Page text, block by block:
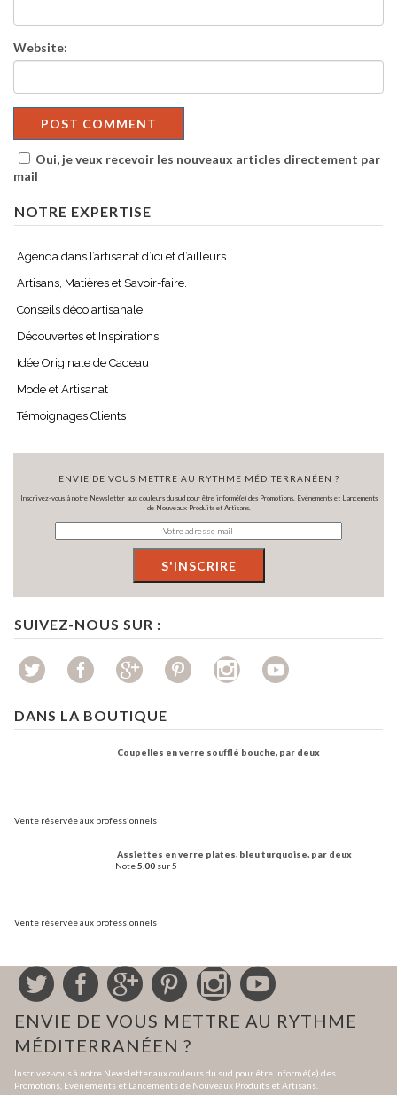
Website:
Oui, je veux recevoir les nouveaux articles directement par
mail
NOTRE EXPERTISE
Agenda dans l’artisanat d’ici et d’ailleurs
Artisans, Matières et Savoir-faire.
Conseils déco artisanale
Découvertes et Inspirations
Idée Originale de Cadeau
Mode et Artisanat
Témoignages Clients
ENVIE DE VOUS METTRE AU RYTHME MÉDITERRANÉEN ?
Inscrivez-vous à notre Newsletter aux couleurs du sud pour être informé(e) des Promotions, Evénements et Lancements
de Nouveaux Produits et Artisans.
SUIVEZ-NOUS SUR :
DANS LA BOUTIQUE
Coupelles en verre soufflé bouche, par deux
Vente réservée aux professionnels
Assiettes en verre plates, bleu turquoise, par deux
Note5.00 sur 5
Vente réservée aux professionnels
ENVIE DE VOUS METTRE AU RYTHME
MÉDITERRANÉEN ?
Inscrivez-vous à notre Newsletter aux couleurs du sud pour être informé(e) des
Promotions, Evénements et Lancements de Nouveaux Produits et Artisans.